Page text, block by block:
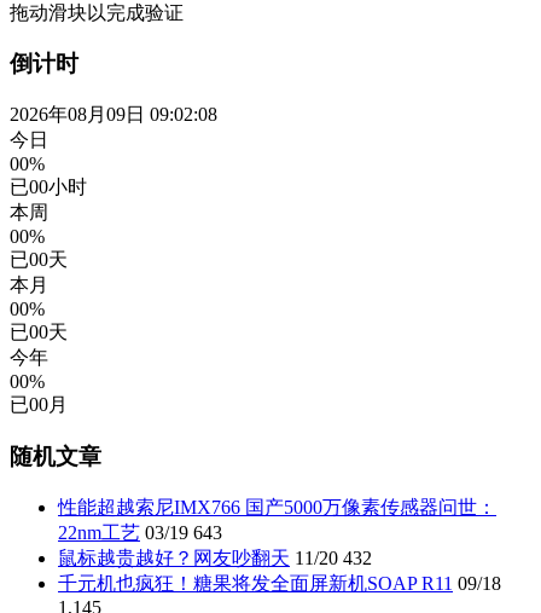
拖动滑块以完成验证
倒计时
2026年08月09日 09:02:09
今日
00%
已00小时
本周
00%
已00天
本月
00%
已00天
今年
00%
已00月
随机文章
性能超越索尼IMX766 国产5000万像素传感器问世：
22nm工艺 03/19 643
鼠标越贵越好？网友吵翻天 11/20 432
千元机也疯狂！糖果将发全面屏新机SOAP R11 09/18
1,145